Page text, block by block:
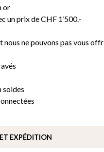
or
un prix de CHF 1’500.-
nous ne pouvons pas vous
soldes
EXPÉDITION